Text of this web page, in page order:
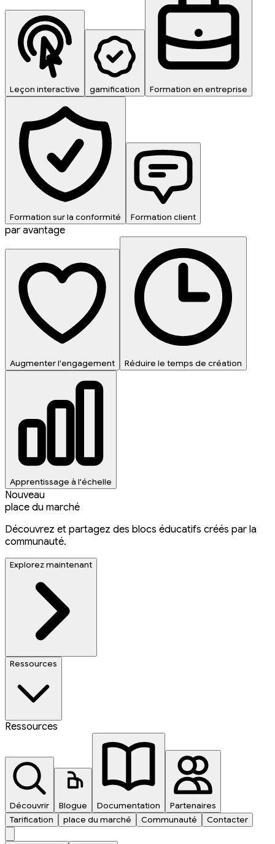
Leçon interactive gamification Formation en entreprise
Formation sur la conformité Formation client
par avantage
Augmenter l'engagement Réduire le temps de création
Apprentissage à l'échelle
Nouveau
place du marché
Découvrez et partagez des blocs éducatifs créés par la
communauté.
Explorez maintenant
Ressources
Ressources
Découvrir Blogue Documentation
Partenaires
Tarification
place du marché Communauté Contacter